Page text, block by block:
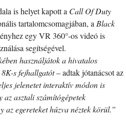
is helyet kapott a Call Of Duty
tartalomcsomagjában, a Black
egy VR 360°-os videó is
segítségével.
használjátok a hivatalos
8K-s fejhallgatót– adtak jótanácsot az
jelenetet interaktív módon is
az asztali számítógépetek
az egereteket húzva néztek körül.”